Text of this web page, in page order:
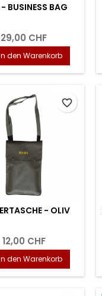
- BUSINESS BAG
29,00 CHF
den Warenkorb
- OLIV
12,00 CHF
den Warenkorb
favorite_border